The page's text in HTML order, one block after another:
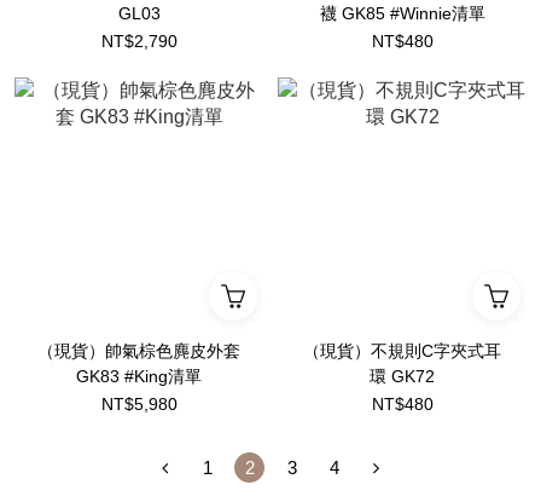
GL03
NT$2,790
襪 GK85 #Winnie清單
NT$480
（現貨）帥氣棕色麂皮外套
GK83 #King清單
NT$5,980
（現貨）不規則C字夾式耳
環 GK72
NT$480
1 2 3 4